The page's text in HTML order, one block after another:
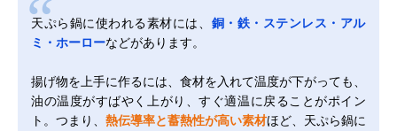
天ぷら鍋に使われる素材には、 銅・鉄・ステンレス・アル
ミ・ホーローなどがあります。
揚げ物を上手に作るには、食材を入れて温度が下がっても、
油の温度がすばやく上がり、すぐ適温に戻ることがポイン
ト。つまり、 熱伝導率と蓄熱性が高い素材ほど、天ぷら鍋に